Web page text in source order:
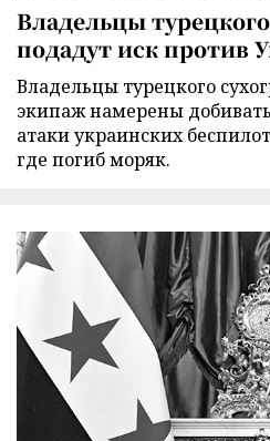
Владельцы турецкого
подадут иск против
Владельцы турецкого
экипаж намерены
атаки украинских
где погиб моряк.